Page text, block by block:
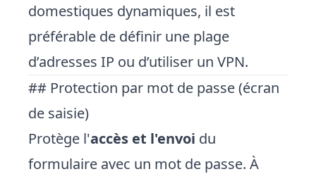
domestiques dynamiques, il est
préférable de définir une plage
d’adresses IP ou d’utiliser un VPN.
## Protection par mot de passe (écran
de saisie)
Protège l'accès et l'envoi du
formulaire avec un mot de passe. À